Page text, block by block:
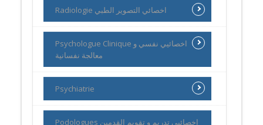
Radiologie اخصائي التصوير الطبي
Psychologue Clinique اخصائيي نفسي و
معالجة نفسانية
Psychiatrie
Podologues اخصائيي تدريم و تقويم القدمين